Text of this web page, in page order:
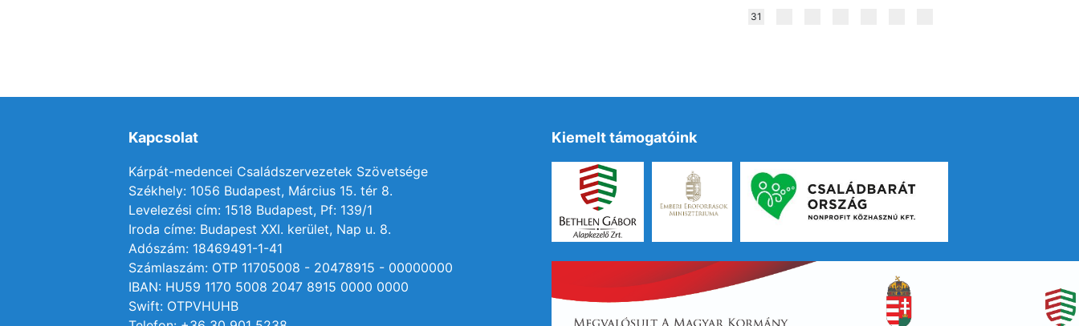
31
Kapcsolat
Kárpát-medencei Családszervezetek Szövetsége
Székhely: 1056 Budapest, Március 15. tér 8.
Levelezési cím: 1518 Budapest, Pf: 139/1
Iroda címe: Budapest XXI. kerület, Nap u. 8.
Adószám: 18469491-1-41
Számlaszám: OTP 11705008 - 20478915 - 00000000
IBAN: HU59 1170 5008 2047 8915 0000 0000
Swift: OTPVHUHB
Kiemelt támogatóink